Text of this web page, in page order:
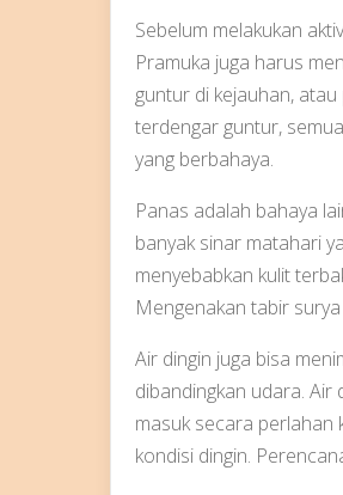
Sebelum melakukan
Pramuka juga harus
guntur di kejauhan,
terdengar guntur,
yang berbahaya.
Panas adalah bahaya
banyak sinar matahari
menyebabkan kulit
Mengenakan tabir
Air dingin juga bisa
dibandingkan udara.
masuk secara perlahan
kondisi dingin.